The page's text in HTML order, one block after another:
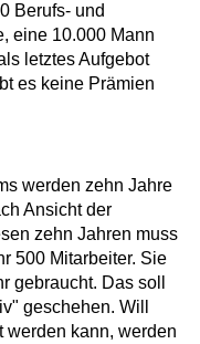
Berufs- und
eine 10.000 Mann
letztes Aufgebot
es keine Prämien
werden zehn Jahre
Ansicht der
zehn Jahren muss
500 Mitarbeiter. Sie
gebraucht. Das soll
geschehen. Will
werden kann, werden